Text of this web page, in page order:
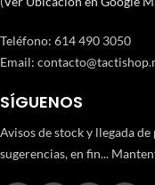
Teléfono: 614 490 3050
Email:
SÍGUENOS
Avisos de stock y llegada
sugerencias, en fin...